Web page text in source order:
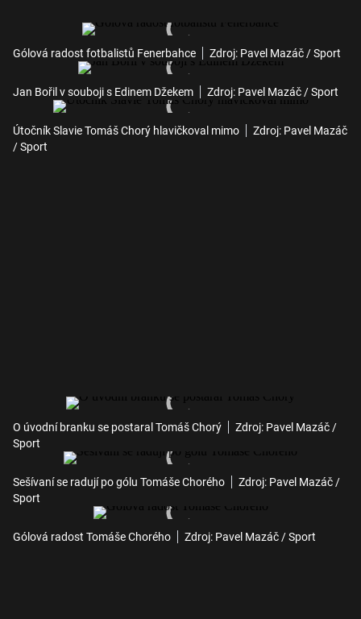
Gólová radost fotbalistů Fenerbahce Zdroj: Pavel Mazáč / Sport
Jan Bořil v souboji s Edinem Džekem Zdroj: Pavel Mazáč / Sport
Útočník Slavie Tomáš Chorý hlavičkoval mimo
Zdroj: Pavel Mazáč
/ Sport
O úvodní branku se postaral Tomáš Chorý
Zdroj: Pavel Mazáč /
Sport
Sešívaní se radují po gólu Tomáše Chorého
Zdroj: Pavel Mazáč /
Sport
Gólová radost Tomáše Chorého Zdroj: Pavel Mazáč / Sport